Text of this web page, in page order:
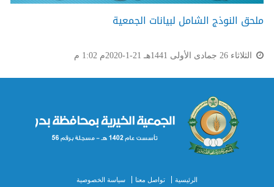
ملحق النوذج الشامل لبيانات الجمعية
الثلاثاء 26 جمادى الأولى 1441هـ 21-1-2020م 1:02 م
الرئيسية تواصل معنا سياسة الخصوصية